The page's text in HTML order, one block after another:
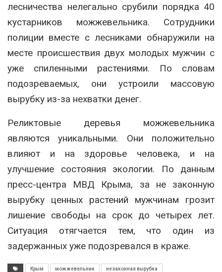
лесничества нелегально срубили порядка 40
кустарников можжевельника. Сотрудники
полиции вместе с лесниками обнаружили на
месте происшествия двух молодых мужчин с
уже спиленными растениями. По словам
подозреваемых, они устроили массовую
вырубку из-за нехватки денег.
Реликтовые деревья можжевельника
являются уникальными. Они положительно
влияют и на здоровье человека, и на
улучшение состояния экологии. По данным
пресс-центра МВД Крыма, за не законную
вырубку ценных растений мужчинам грозит
лишение свободы на срок до четырех лет.
Ситуация отягчается тем, что один из
задержанных уже подозревался в краже.
Крым можжевельник незаконная вырубка